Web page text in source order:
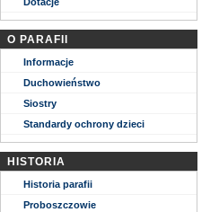
O PARAFII
Informacje
Duchowieństwo
Siostry
Standardy ochrony dzieci
HISTORIA
Historia parafii
Proboszczowie